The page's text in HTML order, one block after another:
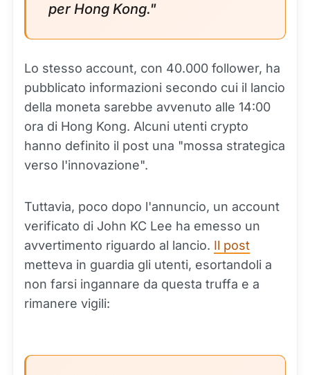
per Hong Kong."
Lo stesso account, con 40.000 follower, ha
pubblicato informazioni secondo cui il lancio
della moneta sarebbe avvenuto alle 14:00
ora di Hong Kong. Alcuni utenti crypto
hanno definito il post una "mossa strategica
verso l'innovazione".
Tuttavia, poco dopo l'annuncio, un account
verificato di John KC Lee ha emesso un
avvertimento riguardo al lancio. Il post
metteva in guardia gli utenti, esortandoli a
non farsi ingannare da questa truffa e a
rimanere vigili: